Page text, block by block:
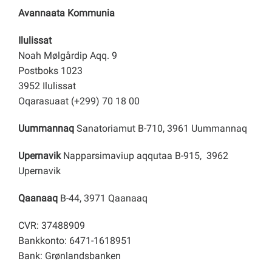
Avannaata Kommunia
Ilulissat
Noah Mølgårdip Aqq. 9
Postboks 1023
3952 Ilulissat
Oqarasuaat (+299) 70 18 00
Uummannaq Sanatoriamut B-710, 3961 Uummannaq
Upernavik Napparsimaviup aqqutaa B-915, 3962
Upernavik
Qaanaaq B-44, 3971 Qaanaaq
CVR: 37488909
Bankkonto: 6471-1618951
Bank: Grønlandsbanken